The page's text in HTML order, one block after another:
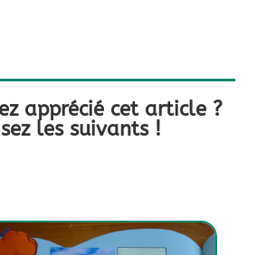
apprécié cet article ?
les suivants !